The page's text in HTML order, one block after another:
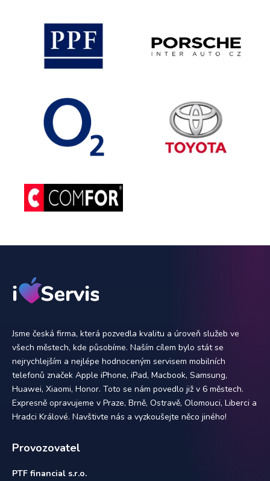
Jsme česká firma, která pozvedla kvalitu a úroveň služeb ve
všech městech, kde působíme. Naším cílem bylo stát se
nejrychlejším a nejlépe hodnoceným servisem mobilních
telefonů značek Apple iPhone, iPad, Macbook, Samsung,
Huawei, Xiaomi, Honor. Toto se nám povedlo již v 6 městech.
Expresně opravujeme v Praze, Brně, Ostravě, Olomouci, Liberci a
Hradci Králové. Navštivte nás a vyzkoušejte něco jiného!
Provozovatel
PTF financial s.r.o.